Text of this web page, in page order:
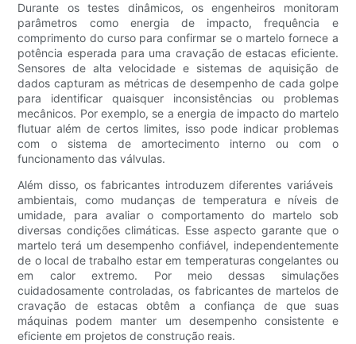
Durante os testes dinâmicos, os engenheiros monitoram
parâmetros como energia de impacto, frequência e
comprimento do curso para confirmar se o martelo fornece a
potência esperada para uma cravação de estacas eficiente.
Sensores de alta velocidade e sistemas de aquisição de
dados capturam as métricas de desempenho de cada golpe
para identificar quaisquer inconsistências ou problemas
mecânicos. Por exemplo, se a energia de impacto do martelo
flutuar além de certos limites, isso pode indicar problemas
com o sistema de amortecimento interno ou com o
funcionamento das válvulas.
Além disso, os fabricantes introduzem diferentes variáveis ​​
ambientais, como mudanças de temperatura e níveis de
umidade, para avaliar o comportamento do martelo sob
diversas condições climáticas. Esse aspecto garante que o
martelo terá um desempenho confiável, independentemente
de o local de trabalho estar em temperaturas congelantes ou
em calor extremo. Por meio dessas simulações
cuidadosamente controladas, os fabricantes de martelos de
cravação de estacas obtêm a confiança de que suas
máquinas podem manter um desempenho consistente e
eficiente em projetos de construção reais.